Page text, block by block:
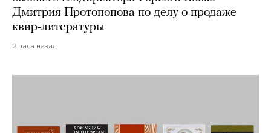
Дмитрия Протопопова по делу о продаже
квир-литературы
2 часа назад